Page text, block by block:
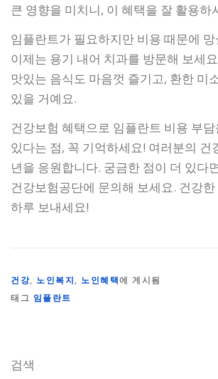
큰 영향을 미치니, 이 혜택을 잘 활용하
임플란트가 필요하지만 비용 때문에
이제는 용기 내어 치과를 방문해 보세
맛있는 음식도 마음껏 즐기고, 환한 미
있을 거예요.
건강보험 혜택으로 임플란트 비용 부
있다는 점, 꼭 기억하세요! 여러분의 건
년을 응원합니다. 궁금한 점이 더 있다
건강보험공단에 문의해 보세요. 건강
하루 보내세요!
건강, 노인복지, 노인혜택에 게시됨
태그 임플란트
검색